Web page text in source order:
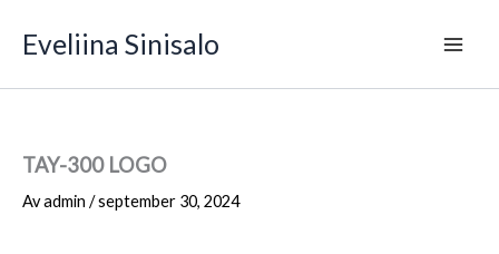
Eveliina Sinisalo
TAY-300 LOGO
Avadmin /september 30, 2024